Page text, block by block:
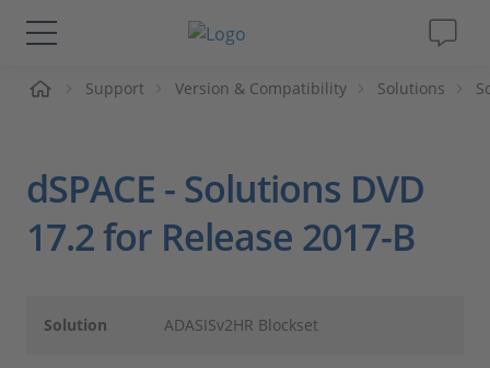
Lösungen & Produkte
Videos
Support Version & Compatibility Solutions
dSPACE - Solutions DVD
17.2 for Release 2017-B
Solution ADASISv2HR Blockset